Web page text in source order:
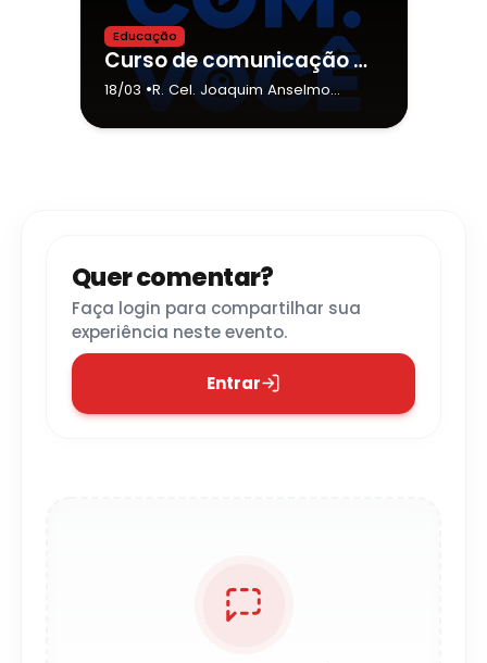
Educação
Curso de comunicação e audiovisual - projeto COM.VOCÊ
18/03 •R. Cel. Joaquim Anselmo
Quer comentar?
Faça login para compartilhar sua
experiência neste evento.
Entrar